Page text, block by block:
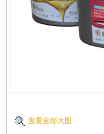
查看全部大图